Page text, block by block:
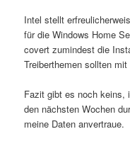
Intel stellt
für die Windows Home
covert zumindest die
Treiberthemen sollten
Fazit gibt es noch keins,
den nächsten Wochen
meine Daten anvertraue.